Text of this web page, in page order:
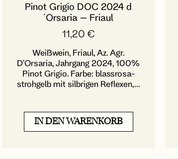
Pinot Grigio DOC 2024 d
´Orsaria – Friaul
11,20 €
Weißwein, Friaul, Az. Agr.
D'Orsaria, Jahrgang 2024, 100%
Pinot Grigio. Farbe: blassrosa-
strohgelb mit silbrigen Reflexen,...
IN DEN WARENKORB